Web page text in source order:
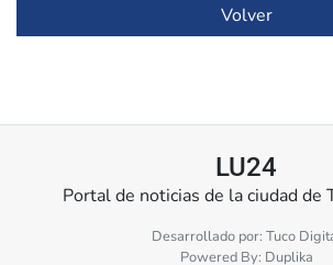
Volver
LU24
Portal de noticias de la ciudad de
Desarrollado por: Tuco
Powered By: Duplika